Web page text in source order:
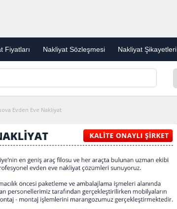
Fiyatları Nakliyat Sözleşmesi Nakliyat Şikayetleri
Evden Eve Nakliyat